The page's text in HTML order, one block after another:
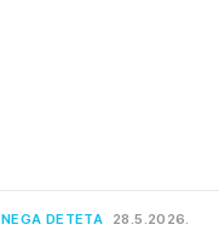
NEGA DETETA 28.5.2026.